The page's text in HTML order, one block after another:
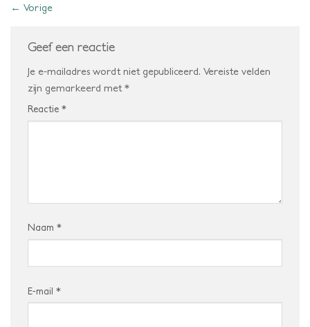
← Vorige
Geef een reactie
Je e-mailadres wordt niet gepubliceerd. Vereiste velden
zijn gemarkeerd met *
Reactie *
Naam *
E-mail *